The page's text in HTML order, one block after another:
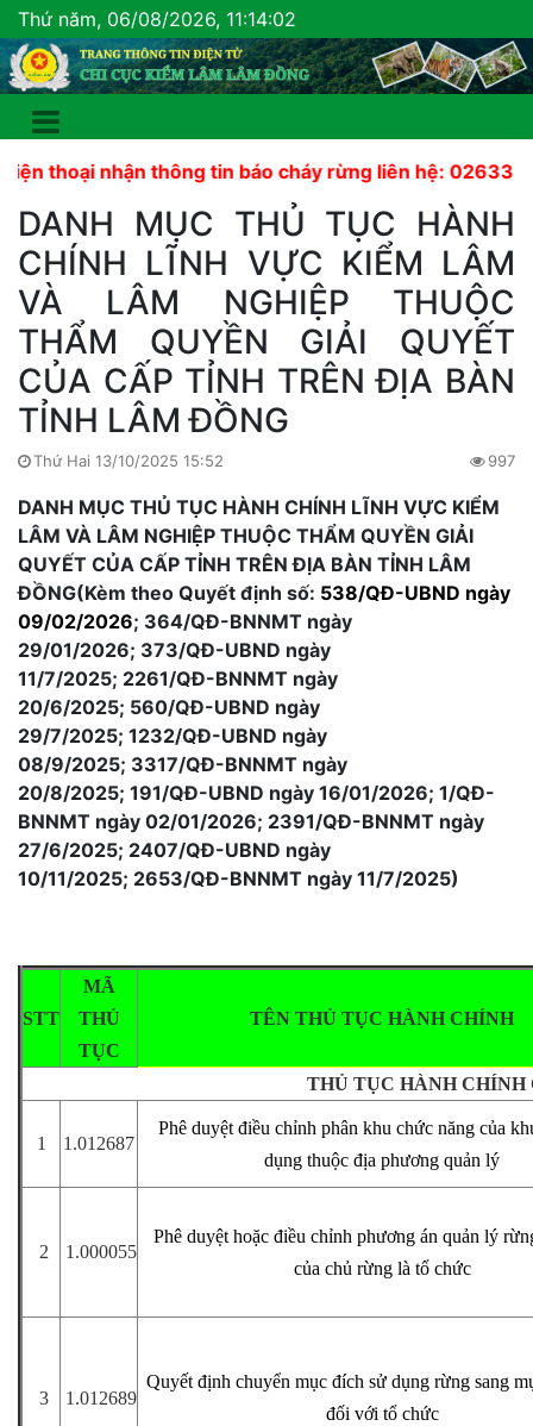
Thứ năm, 06/08/2026, 11:14:03
thông tin báo cháy rừng liên hệ: 02633 822 441
DANH MỤC THỦ TỤC HÀNH
CHÍNH LĨNH VỰC KIỂM LÂM
VÀ LÂM NGHIỆP THUỘC
THẨM QUYỀN GIẢI QUYẾT
CỦA CẤP TỈNH TRÊN ĐỊA BÀN
TỈNH LÂM ĐỒNG
Thứ Hai 13/10/2025 15:52 997
DANH MỤC THỦ TỤC HÀNH CHÍNH LĨNH VỰC KIỂM
LÂM VÀ LÂM NGHIỆP THUỘC THẨM QUYỀN GIẢI
QUYẾT CỦA CẤP TỈNH TRÊN ĐỊA BÀN TỈNH LÂM
ĐỒNG(Kèm theo Quyết định số: 538/QĐ-UBND ngày
09/02/2026; 364/QĐ-BNNMT ngày
29/01/2026; 373/QĐ-UBND ngày
11/7/2025; 2261/QĐ-BNNMT ngày
20/6/2025; 560/QĐ-UBND ngày
29/7/2025; 1232/QĐ-UBND ngày
08/9/2025; 3317/QĐ-BNNMT ngày
20/8/2025; 191/QĐ-UBND ngày 16/01/2026; 1/QĐ-
BNNMT ngày 02/01/2026; 2391/QĐ-BNNMT ngày
27/6/2025; 2407/QĐ-UBND ngày
10/11/2025; 2653/QĐ-BNNMT ngày 11/7/2025)
STT
MÃ
THỦ
TỤC
TÊN THỦ TỤC HÀNH CHÍNH
THỦ TỤC HÀNH CHÍNH
1 1.012687
Phê duyệt điều chỉnh phân khu chức năng của
dụng thuộc địa phương quản lý
2 1.000055
Phê duyệt hoặc điều chỉnh phương án quản lý
của chủ rừng là tổ chức
3 1.012689
Quyết định chuyển mục đích sử dụng rừng sang
đối với tổ chức